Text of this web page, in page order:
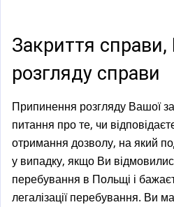
Закриття
розгляду справи
Припинення розгляду Вашої
питання про те, чи
отримання дозволу, на який
у випадку, якщо Ви
перебування в Польщі і
легалізації перебування. Ви